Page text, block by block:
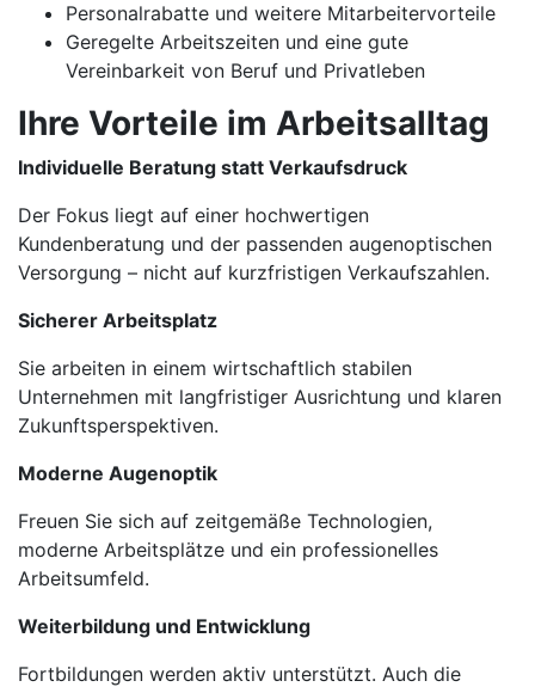
Personalrabatte und weitere Mitarbeitervorteile
Geregelte Arbeitszeiten und eine gute
Vereinbarkeit von Beruf und Privatleben
Ihre Vorteile im Arbeitsalltag
Individuelle Beratung statt Verkaufsdruck
Der Fokus liegt auf einer hochwertigen
Kundenberatung und der passenden augenoptischen
Versorgung – nicht auf kurzfristigen Verkaufszahlen.
Sicherer Arbeitsplatz
Sie arbeiten in einem wirtschaftlich stabilen
Unternehmen mit langfristiger Ausrichtung und klaren
Zukunftsperspektiven.
Moderne Augenoptik
Freuen Sie sich auf zeitgemäße Technologien,
moderne Arbeitsplätze und ein professionelles
Arbeitsumfeld.
Weiterbildung und Entwicklung
Fortbildungen werden aktiv unterstützt. Auch die